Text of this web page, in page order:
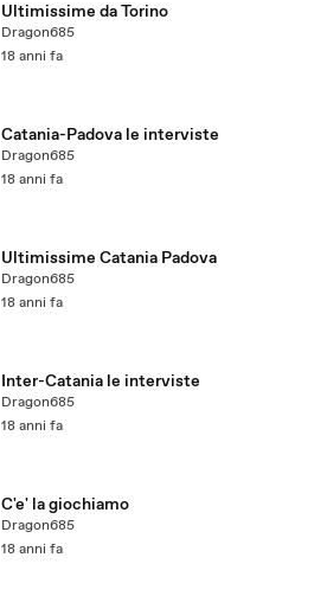
Ultimissime da Torino
Dragon685
18 anni fa
Catania-Padova le interviste
Dragon685
18 anni fa
Ultimissime Catania Padova
Dragon685
18 anni fa
Inter-Catania le interviste
Dragon685
18 anni fa
C'e' la giochiamo
Dragon685
18 anni fa